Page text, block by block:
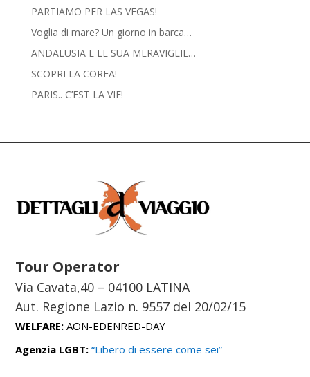
PARTIAMO PER LAS VEGAS!
Voglia di mare? Un giorno in barca…
ANDALUSIA E LE SUA MERAVIGLIE…
SCOPRI LA COREA!
PARIS.. C’EST LA VIE!
Tour Operator
Via Cavata,40 – 04100 LATINA
Aut. Regione Lazio n. 9557 del 20/02/15
WELFARE: AON-EDENRED-DAY
Agenzia LGBT: “Libero di essere come sei”